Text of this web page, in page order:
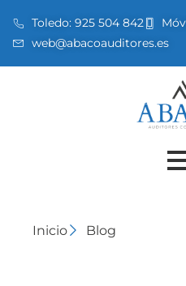
Toledo: 925 504 842
web@abacoauditores.es
Inicio Blog